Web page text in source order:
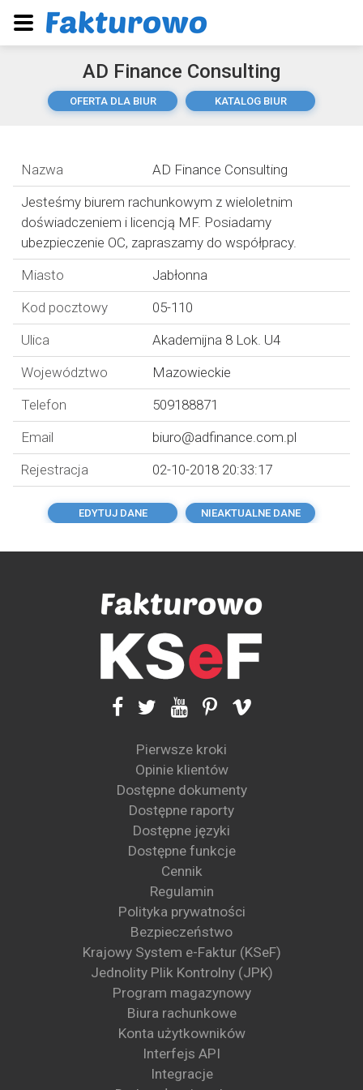
AD Finance Consulting
OFERTA DLA BIUR KATALOG BIUR
Nazwa
AD Finance Consulting
Jesteśmy biurem rachunkowym z wieloletnim
doświadczeniem i licencją MF. Posiadamy
ubezpieczenie OC, zapraszamy do współpracy.
Miasto
Jabłonna
Kod pocztowy
05-110
Ulica
Akademijna 8 Lok. U4
Województwo
Mazowieckie
Telefon
509188871
Email
biuro@adfinance.com.pl
Rejestracja
02-10-2018 20:33:17
EDYTUJ DANE NIEAKTUALNE DANE
Pierwsze kroki
Opinie klientów
Dostępne dokumenty
Dostępne raporty
Dostępne języki
Dostępne funkcje
Cennik
Regulamin
Polityka prywatności
Bezpieczeństwo
Krajowy System e-Faktur (KSeF)
Jednolity Plik Kontrolny (JPK)
Program magazynowy
Biura rachunkowe
Konta użytkowników
Interfejs API
Integracje